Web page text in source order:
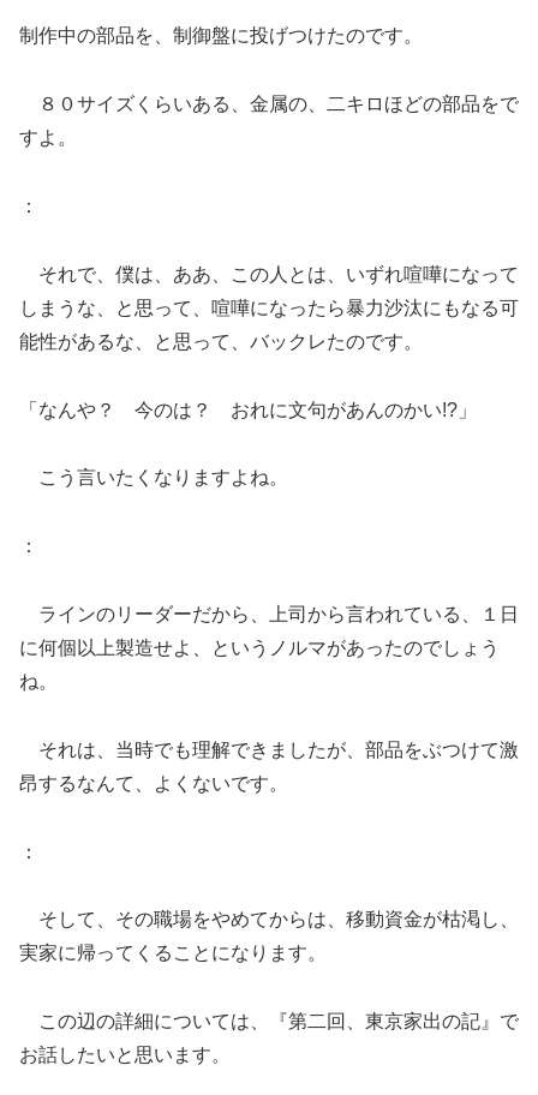
制作中の部品を、制御盤に投げつけたのです。
８０サイズくらいある、金属の、二キロほどの部品をで
すよ。
：
それで、僕は、ああ、この人とは、いずれ喧嘩になって
しまうな、と思って、喧嘩になったら暴力沙汰にもなる可
能性があるな、と思って、バックレたのです。
「なんや？ 今のは？ おれに文句があんのかい!?」
こう言いたくなりますよね。
：
ラインのリーダーだから、上司から言われている、１日
に何個以上製造せよ、というノルマがあったのでしょう
ね。
それは、当時でも理解できましたが、部品をぶつけて激
昂するなんて、よくないです。
：
そして、その職場をやめてからは、移動資金が枯渇し、
実家に帰ってくることになります。
この辺の詳細については、『第二回、東京家出の記』で
お話したいと思います。